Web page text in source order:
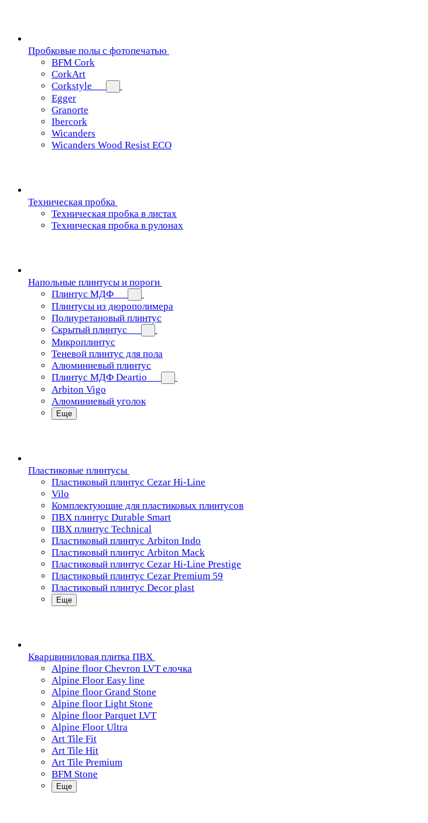
Пробковые полы с фотопечатью
BFM Cork
CorkArt
Corkstyle
Egger
Granorte
Ibercork
Wicanders
Wicanders Wood Resist ECO
Техническая пробка
Техническая пробка в листах
Техническая пробка в рулонах
Напольные плинтусы и пороги
Плинтус МДФ
Плинтусы из дюрополимера
Полиуретановый плинтус
Скрытый плинтус
Микроплинтус
Теневой плинтус для пола
Алюминиевый плинтус
Плинтус МДФ Deartio
Arbiton Vigo
Алюминиевый уголок
Еще
Пластиковые плинтусы
Пластиковый плинтус Cezar Hi-Line
Vilo
Комплектующие для пластиковых плинтусов
ПВХ плинтус Durable Smart
ПВХ плинтус Technical
Пластиковый плинтус Arbiton Indo
Пластиковый плинтус Arbiton Mack
Пластиковый плинтус Cezar Hi-Line Prestige
Пластиковый плинтус Cezar Premium 59
Пластиковый плинтус Decor plast
Еще
Кварцвиниловая плитка ПВХ
Alpine floor Chevron LVT елочка
Alpine Floor Easy line
Alpine floor Grand Stone
Alpine floor Light Stone
Alpine floor Parquet LVT
Alpine Floor Ultra
Art Tile Fit
Art Tile Hit
Art Tile Premium
BFM Stone
Еще